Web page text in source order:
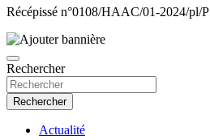
Récépissé n°0108/HAAC/01-2024/pl/P
Rechercher
Rechercher
Actualité